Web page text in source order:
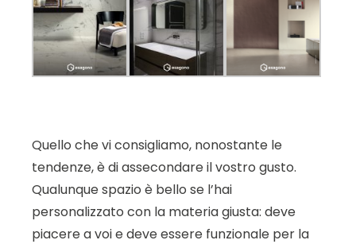
Quello che vi consigliamo, nonostante le
tendenze, è di assecondare il vostro gusto.
Qualunque spazio è bello se l’hai
personalizzato con la materia giusta: deve
piacere a voi e deve essere funzionale per la